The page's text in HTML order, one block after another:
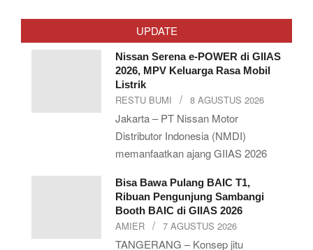
07-
UPDATE
Nissan Serena e-POWER di GIIAS
2026, MPV Keluarga Rasa Mobil
Listrik
RESTU BUMI 8 AGUSTUS 2026
Jakarta – PT Nissan Motor
Distributor Indonesia (NMDI)
memanfaatkan ajang GIIAS 2026
Bisa Bawa Pulang BAIC T1,
Ribuan Pengunjung Sambangi
Booth BAIC di GIIAS 2026
AMIER 7 AGUSTUS 2026
TANGERANG – Konsep jitu